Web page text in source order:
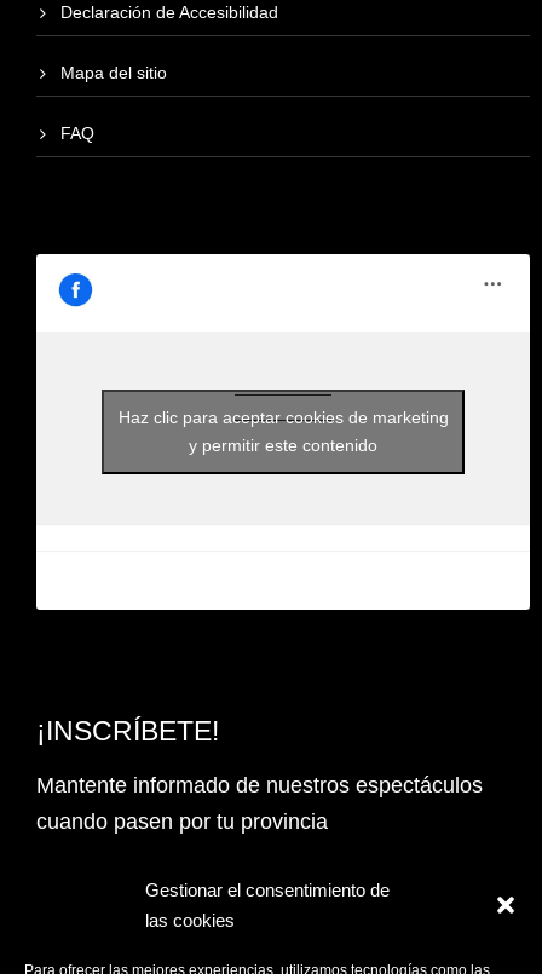
Gestionar el consentimiento de
las cookies
Para ofrecer las mejores experiencias, utilizamos tecnologías como las
Declaración de Accesibilidad
Mapa del sitio
FAQ
Haz clic para aceptar cookies de marketing
y permitir este contenido
¡INSCRÍBETE!
Mantente informado de nuestros espectáculos
cuando pasen por tu provincia
Email Address*